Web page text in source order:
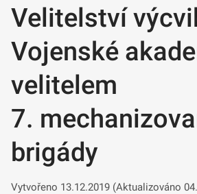
Velitelství
Vojenské
velitelem
7.
brigády
Vytvořeno 13.12.2019 (Aktualizováno